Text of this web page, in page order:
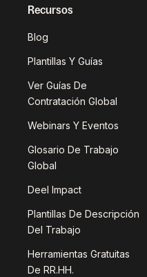
Recursos
Blog
Plantillas Y Guías
Ver Guías De
Contratación Global
Webinars Y Eventos
Glosario De Trabajo
Global
Deel Impact
Plantillas De Descripción
Del Trabajo
Herramientas Gratuitas
De RR.HH.